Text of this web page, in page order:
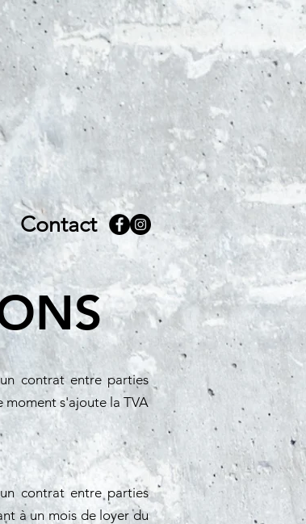
Contact
contrat entre parties
moment s'ajoute la TVA
contrat entre parties
à un mois de loyer du